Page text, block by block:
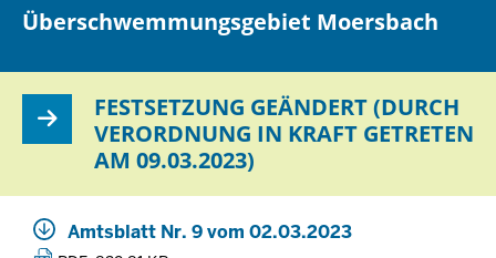
Überschwemmungsgebiet Moersbach
FESTSETZUNG GEÄNDERT (DURCH
VERORDNUNG IN KRAFT GETRETEN
AM 09.03.2023)
Amtsblatt Nr. 9 vom 02.03.2023